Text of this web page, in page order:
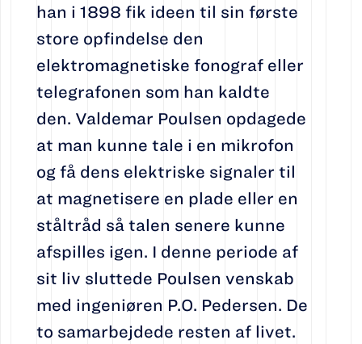
han i 1898 fik ideen til sin første
store opfindelse den
elektromagnetiske fonograf eller
telegrafonen som han kaldte
den. Valdemar Poulsen opdagede
at man kunne tale i en mikrofon
og få dens elektriske signaler til
at magnetisere en plade eller en
ståltråd så talen senere kunne
afspilles igen. I denne periode af
sit liv sluttede Poulsen venskab
med ingeniøren P.O. Pedersen. De
to samarbejdede resten af livet.